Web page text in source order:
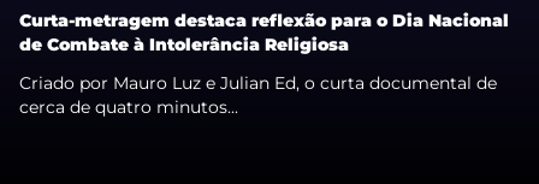
Curta-metragem destaca reflexão para o Dia Nacional
de Combate à Intolerância Religiosa
Criado por Mauro Luz e Julian Ed, o curta documental de
cerca de quatro minutos...